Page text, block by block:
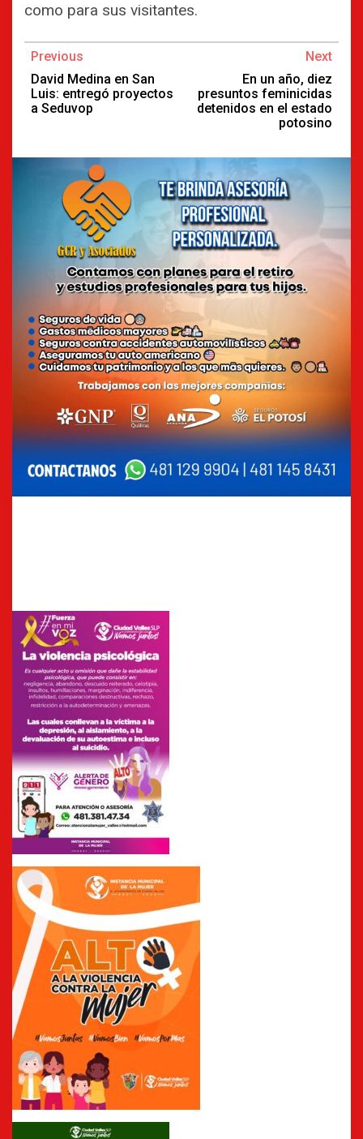
como para sus visitantes.
Continue
Reading
Previous
David Medina en San
Luis: entregó proyectos
a Seduvop
Next
En un año, diez
presuntos feminicidas
detenidos en el estado
potosino